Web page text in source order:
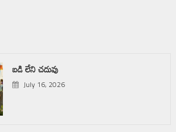
బడి లేని చదువు
July 16, 2026